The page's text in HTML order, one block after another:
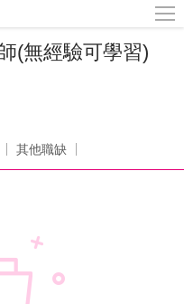
(無經驗可學習)
其他職缺